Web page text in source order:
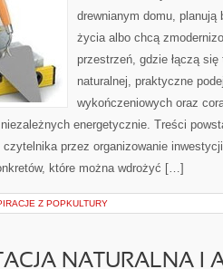
drewnianym domu, planują
życia albo chcą
przestrzeń, gdzie łączą
naturalnej, praktyczne
wykończeniowych oraz
energetycznie. Treści
przez organizowanie
które można wdrożyć […]
Z POPKULTURY
NATURALNA I